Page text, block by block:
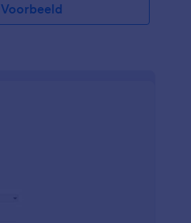
Voorbeeld